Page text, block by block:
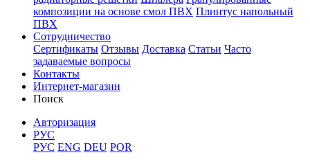
композиции на основе смол ПВХ Плинтус напольный
ПВХ
Сотрудничество
Сертификаты Отзывы Доставка Статьи Часто
задаваемые вопросы
Контакты
Интернет-магазин
Поиск
Авторизация
РУС
РУС ENG DEU POR